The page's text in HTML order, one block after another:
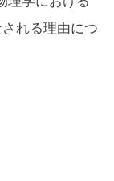
れる理由につ